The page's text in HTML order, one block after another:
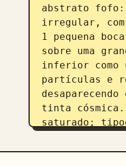
abstrato fofo:
irregular,
1 pequena
sobre uma
inferior como
partículas e
tinta
saturado;
fundadores;